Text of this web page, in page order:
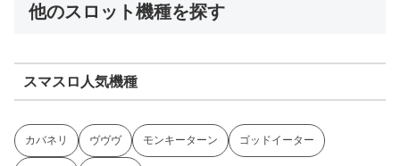
他のスロット機種を探す
スマスロ人気機種
カバネリ ヴヴヴ モンキーターン ゴッドイーター